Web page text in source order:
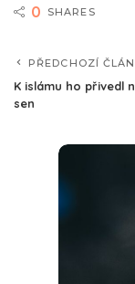
0 SHARES
PŘEDCHOZÍ
K islámu ho přivedl
sen